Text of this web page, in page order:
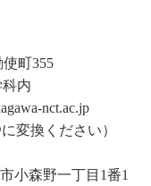
町355
内
nct.ac.jp
変換ください）
小森野一丁目1番1